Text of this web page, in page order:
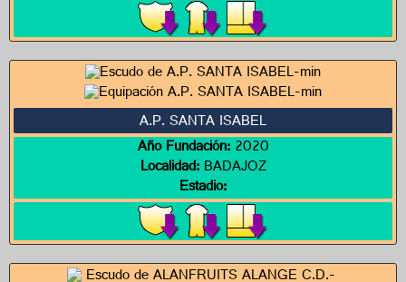
A.P. SANTA ISABEL
Año Fundación:2020
Localidad:BADAJOZ
Estadio: